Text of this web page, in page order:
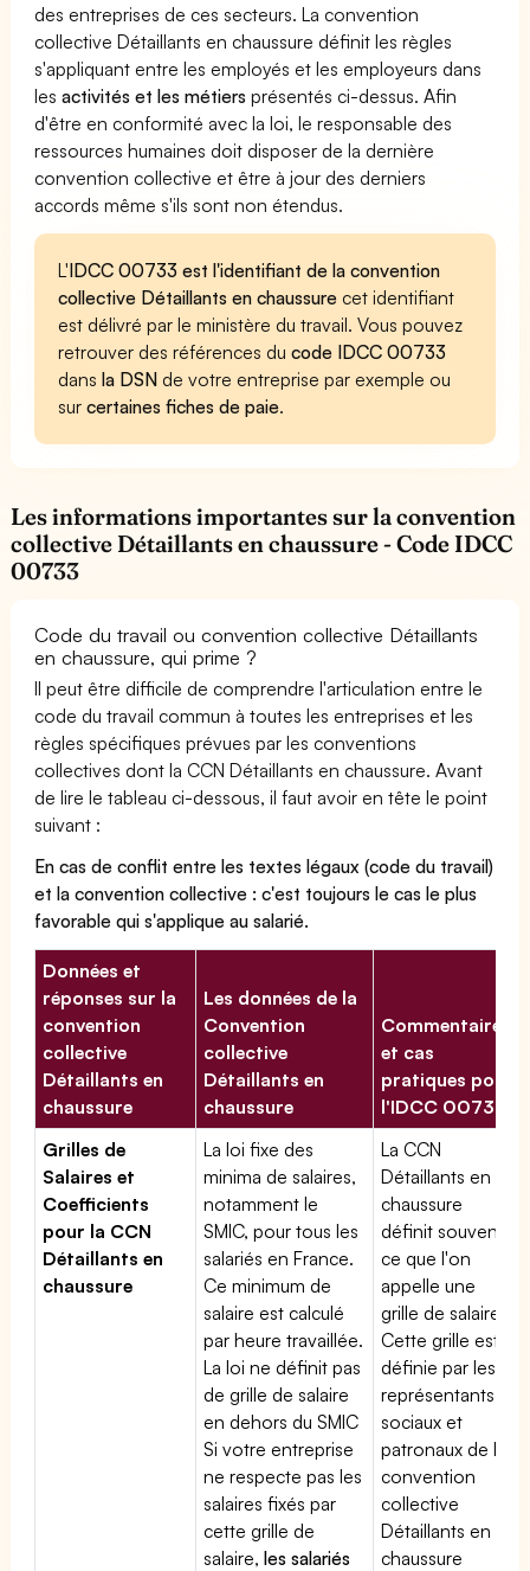
des entreprises de ces secteurs. La convention
collective Détaillants en chaussure définit les règles
s'appliquant entre les employés et les employeurs dans
lesactivités et les métiers présentés ci-dessus. Afin
d'être en conformité avec la loi, le responsable des
ressources humaines doit disposer de la dernière
convention collective et être à jour des derniers
accords même s'ils sont non étendus.
L'IDCC 00733 est l'identifiant de la convention
collective Détaillants en chaussure cet identifiant
est délivré par le ministère du travail. Vous pouvez
retrouver des références ducode IDCC 00733
dansla DSN de votre entreprise par exemple ou
surcertaines fiches de paie.
Les informations importantes sur la convention
collective Détaillants en chaussure - Code IDCC
00733
Code du travail ou convention collective Détaillants
en chaussure, qui prime ?
Il peut être difficile de comprendre l'articulation entre le
code du travail commun à toutes les entreprises et les
règles spécifiques prévues par les conventions
collectives dont la CCN Détaillants en chaussure. Avant
de lire le tableau ci-dessous, il faut avoir en tête le point
suivant :
En cas de conflit entre les textes légaux (code du travail)
et la convention collective : c'est toujours le cas le plus
favorable qui s'applique au salarié.
Données et
réponses sur la
convention
collective
Détaillants en
chaussure
Les données de la
Convention
collective
Détaillants en
chaussure
Commentaires
et cas
pratiques pour
l'IDCC 00733
Grilles de
Salaires et
Coefficients
pour la CCN
Détaillants en
chaussure
La loi fixe des
minima de salaires,
notamment le
SMIC, pour tous les
salariés en France.
Ce minimum de
salaire est calculé
par heure travaillée.
La loi ne définit pas
de grille de salaire
en dehors du SMIC
Si votre entreprise
ne respecte pas les
salaires fixés par
cette grille de
salaire,les salariés
La CCN
Détaillants en
chaussure
définit souvent
ce que l'on
appelle une
grille de salaires.
Cette grille est
définie par les
représentants
sociaux et
patronaux de la
convention
collective
Détaillants en
chaussure